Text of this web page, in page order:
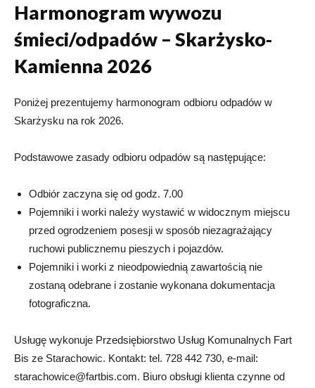
Harmonogram wywozu
śmieci/odpadów – Skarżysko-
Kamienna 2026
Poniżej prezentujemy harmonogram odbioru odpadów w
Skarżysku na rok 2026.
Podstawowe zasady odbioru odpadów są następujące:
Odbiór zaczyna się od godz. 7.00
Pojemniki i worki należy wystawić w widocznym miejscu
przed ogrodzeniem posesji w sposób niezagrażający
ruchowi publicznemu pieszych i pojazdów.
Pojemniki i worki z nieodpowiednią zawartością nie
zostaną odebrane i zostanie wykonana dokumentacja
fotograficzna.
Usługę wykonuje Przedsiębiorstwo Usług Komunalnych Fart
Bis ze Starachowic. Kontakt: tel. 728 442 730, e-mail:
starachowice@fartbis.com. Biuro obsługi klienta czynne od